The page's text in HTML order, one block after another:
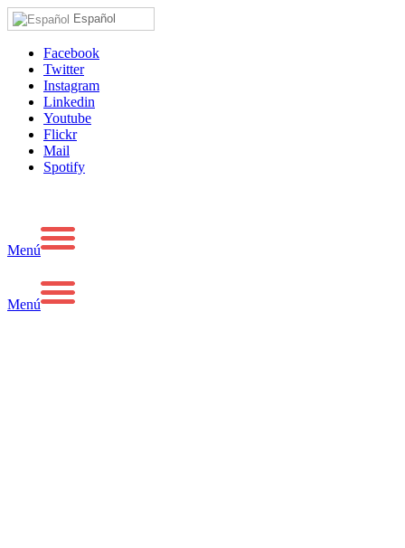
Español
Facebook
Twitter
Instagram
Linkedin
Youtube
Flickr
Mail
Spotify
Menú
Menú